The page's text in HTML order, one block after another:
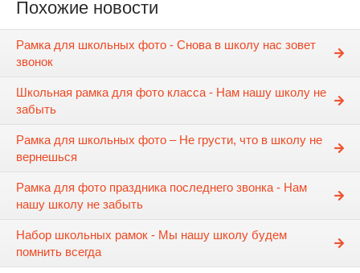
Похожие новости
Рамка для школьных фото - Снова в школу нас зовет
звонок
Школьная рамка для фото класса - Нам нашу школу не
забыть
Рамка для школьных фото – Не грусти, что в школу не
вернешься
Рамка для фото праздника последнего звонка - Нам
нашу школу не забыть
Набор школьных рамок - Мы нашу школу будем
помнить всегда